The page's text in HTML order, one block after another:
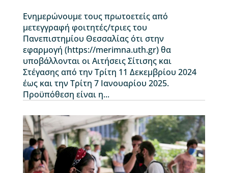
Ενημερώνουμε τους πρωτοετείς από
μετεγγραφή φοιτητές/τριες του
Πανεπιστημίου Θεσσαλίας ότι στην
εφαρμογή (https://merimna.uth.gr) θα
υποβάλλονται οι Αιτήσεις Σίτισης και
Στέγασης από την Τρίτη 11 Δεκεμβρίου 2024
έως και την Τρίτη 7 Ιανουαρίου 2025.
Προϋπόθεση είναι η...